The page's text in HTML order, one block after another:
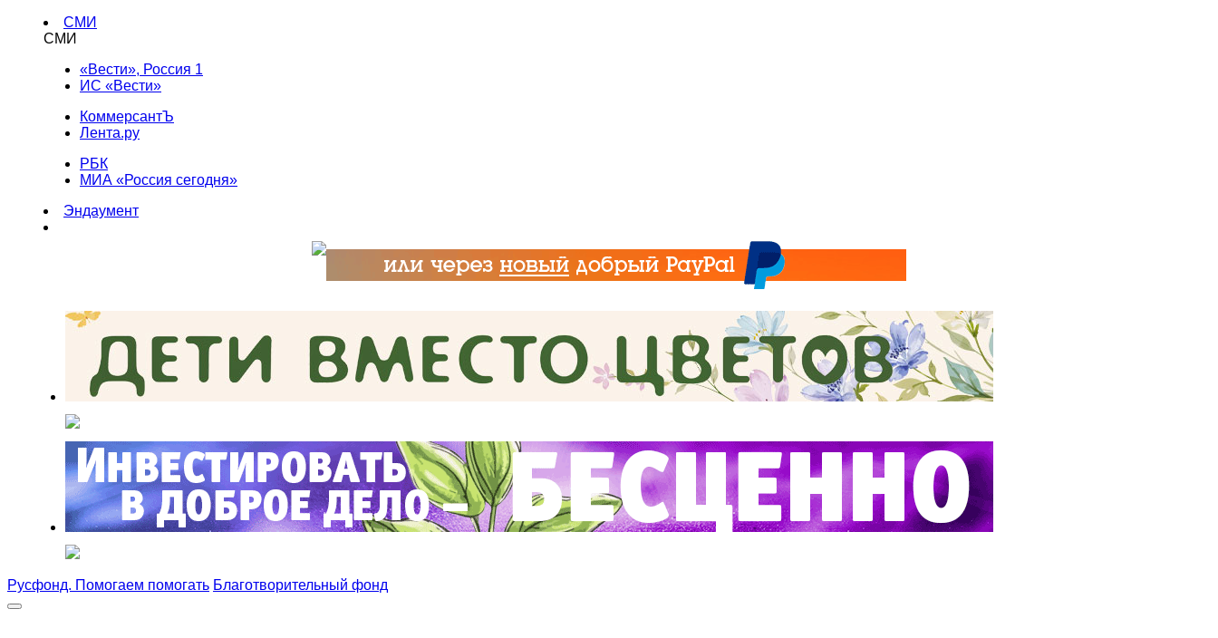
СМИ
СМИ
«Вести», Россия 1
ИС «Вести»
КоммерсантЪ
Лента.ру
РБК
МИА «Россия сегодня»
Эндаумент
Русфонд. Помогаем помогать Благотворительный фонд